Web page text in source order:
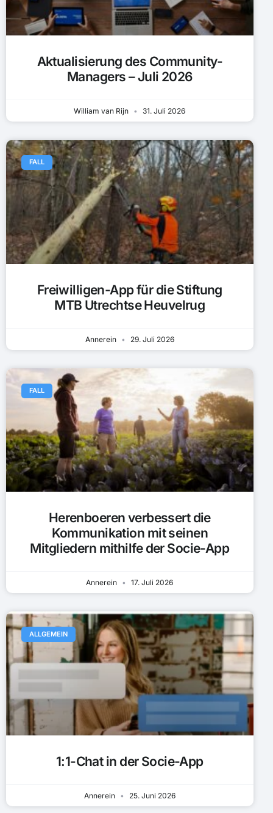
Aktualisierung des Community-
Managers – Juli 2026
William van Rijn 31. Juli 2026
FALL
Freiwilligen-App für die Stiftung
MTB Utrechtse Heuvelrug
Annerein 29. Juli 2026
FALL
Herenboeren verbessert die
Kommunikation mit seinen
Mitgliedern mithilfe der Socie-App
Annerein 17. Juli 2026
ALLGEMEIN
1:1-Chat in der Socie-App
Annerein 25. Juni 2026